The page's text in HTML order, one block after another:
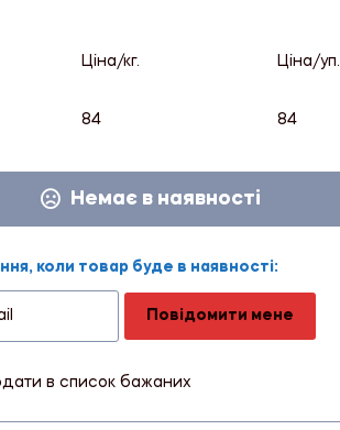
Ціна/кг. Ціна/уп.
84 84
Немає в наявності
коли товар буде в наявності:
Повідомити мене
в список бажаних